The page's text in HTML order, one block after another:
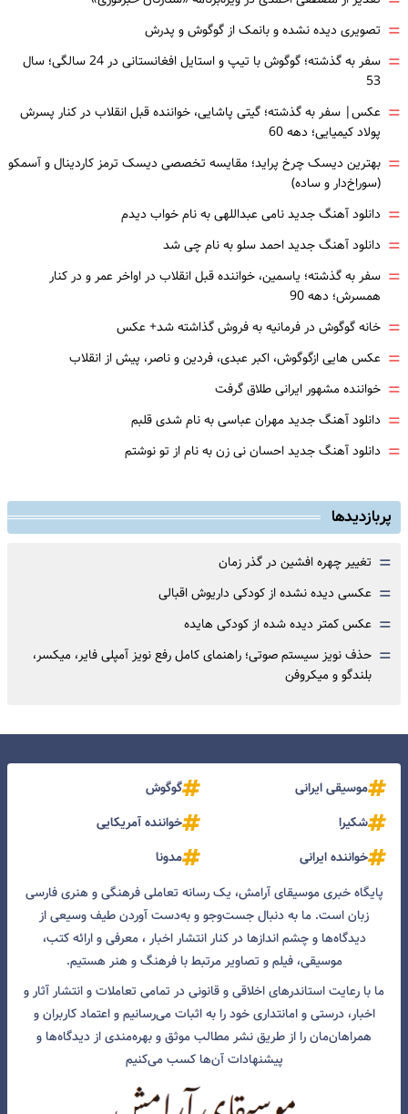
= تصویری دیده نشده و بانمک از گوگوش و پدرش
=
سفر به گذشته؛ گوگوش با تیپ و استایل افغانستانی در 24 سالگی؛ سال
53
= عکس| سفر به گذشته؛ گیتی پاشایی، خواننده قبل انقلاب در کنار پسرش
پولاد کیمیایی؛ دهه 60
= بهترین دیسک چرخ پراید؛ مقایسه تخصصی دیسک ترمز کاردینال و آسمکو
(سوراخ‌دار و ساده)
= دانلود آهنگ جدید نامی عبداللهی به نام خواب دیدم
= دانلود آهنگ جدید احمد سلو به نام چی شد
= سفر به گذشته؛ یاسمین، خواننده قبل انقلاب در اواخر عمر و در کنار
همسرش؛ دهه 90
= خانه گوگوش در فرمانیه به فروش گذاشته شد+ عکس
= عکس هایی ازگوگوش، اکبر عبدی، فردین و ناصر، پیش از انقلاب
= خواننده مشهور ایرانی طلاق گرفت
= دانلود آهنگ جدید مهران عباسی به نام شدی قلبم
= دانلود آهنگ جدید احسان نی زن به نام از تو نوشتم
پربازدیدها
= تغییر چهره افشین در گذر زمان
= عکسی دیده نشده از کودکی داریوش اقبالی
= عکس کمتر دیده شده از کودکی هایده
= حذف نویز سیستم صوتی؛ راهنمای کامل رفع نویز آمپلی فایر، میکسر،
بلندگو و میکروفن
موسیقی ایرانی
گوگوش
شکیرا
خواننده آمریکایی
خواننده ایرانی
مدونا
پایگاه خبری موسیقای آرامش، یک رسانه تعاملی فرهنگی و هنری فارسی
زبان است. ما به دنبال جست‌و‌جو و به‌دست آوردن طیف وسیعی از
دیدگاه‌ها و چشم انداز‌ها در کنار انتشار اخبار ، معرفی و ارائه کتب،
موسیقی، فیلم و تصاویر مرتبط با فرهنگ و هنر هستیم.
ما با رعایت استاندرهای اخلاقی و قانونی در تمامی تعاملات و انتشار آثار و
اخبار، درستی و امانتداری خود را به اثبات می‌رسانیم و اعتماد کاربران و
همراهان‌مان را از طریق نشر مطالب موثق و بهره‌مندی از دیدگاه‌ها و
پیشنهادات آن‌ها کسب می‌کنیم